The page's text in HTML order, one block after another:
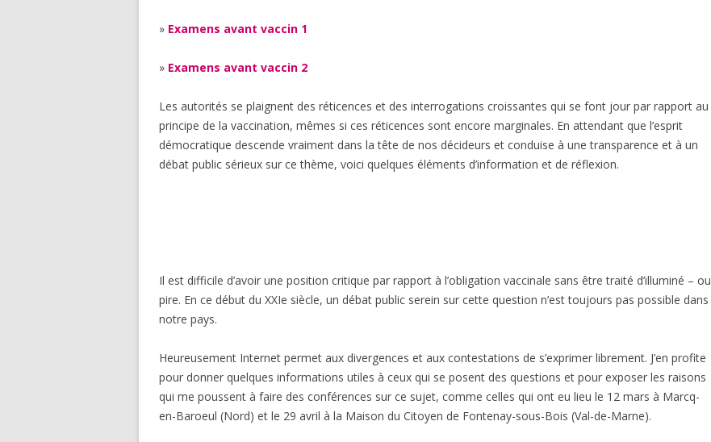
» Examens avant vaccin 1
» Examens avant vaccin 2
Les autorités se plaignent des réticences et des interrogations croissantes qui se font jour par rapport au
principe de la vaccination, mêmes si ces réticences sont encore marginales. En attendant que l’esprit
démocratique descende vraiment dans la tête de nos décideurs et conduise à une transparence et à un
débat public sérieux sur ce thème, voici quelques éléments d’information et de réflexion.
Il est difficile d’avoir une position critique par rapport à l’obligation vaccinale sans être traité d’illuminé – ou
pire. En ce début du XXIe siècle, un débat public serein sur cette question n’est toujours pas possible dans
notre pays.
Heureusement Internet permet aux divergences et aux contestations de s’exprimer librement. J’en profite
pour donner quelques informations utiles à ceux qui se posent des questions et pour exposer les raisons
qui me poussent à faire des conférences sur ce sujet, comme celles qui ont eu lieu le 12 mars à Marcq-
en-Baroeul (Nord) et le 29 avril à la Maison du Citoyen de Fontenay-sous-Bois (Val-de-Marne).